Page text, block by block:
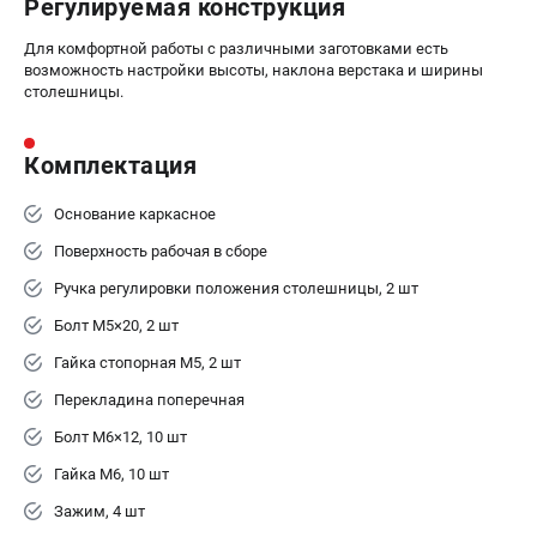
пн-пт - с 9:00 до 18:00
вс - выходной
Регулируемая конструкция
Для комфортной работы с различными заготовками есть
возможность настройки высоты, наклона верстака и ширины
столешницы.
Комплектация
Основание каркасное
Поверхность рабочая в сборе
Ручка регулировки положения столешницы, 2 шт
Болт М5×20, 2 шт
Гайка стопорная М5, 2 шт
Перекладина поперечная
Болт М6×12, 10 шт
Гайка М6, 10 шт
Зажим, 4 шт